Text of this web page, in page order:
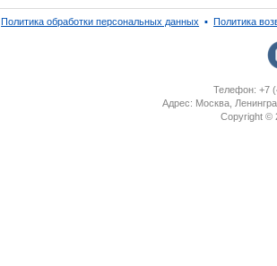
Политика обработки персональных данных ▪ Политика
Телефон: +7
Адрес: Москва,
Copyright ©